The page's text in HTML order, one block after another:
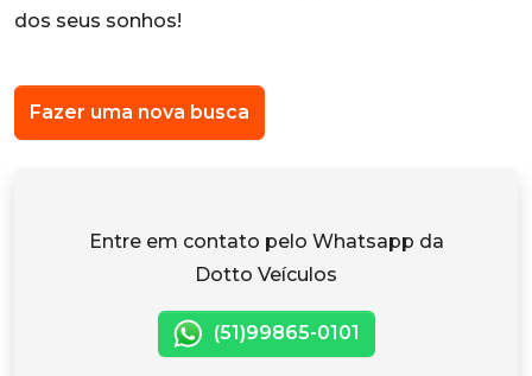
dos seus sonhos!
Fazer uma nova busca
Entre em contato pelo Whatsapp da
Dotto Veículos
(51)99865-0101